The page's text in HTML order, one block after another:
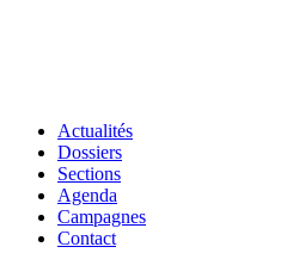
Actualités
Dossiers
Sections
Agenda
Campagnes
Contact